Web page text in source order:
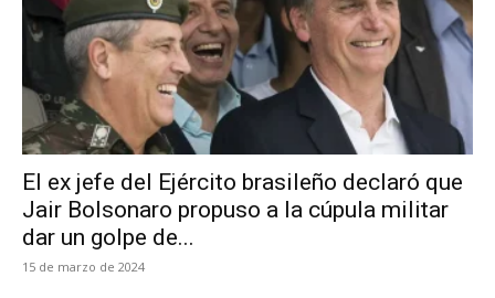
El ex jefe del Ejército brasileño declaró que
Jair Bolsonaro propuso a la cúpula militar
dar un golpe de...
15 de marzo de 2024